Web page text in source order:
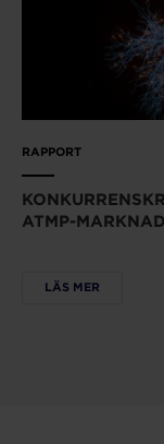
RAPPORT
ATMP-MARKNAD
LÄS MER